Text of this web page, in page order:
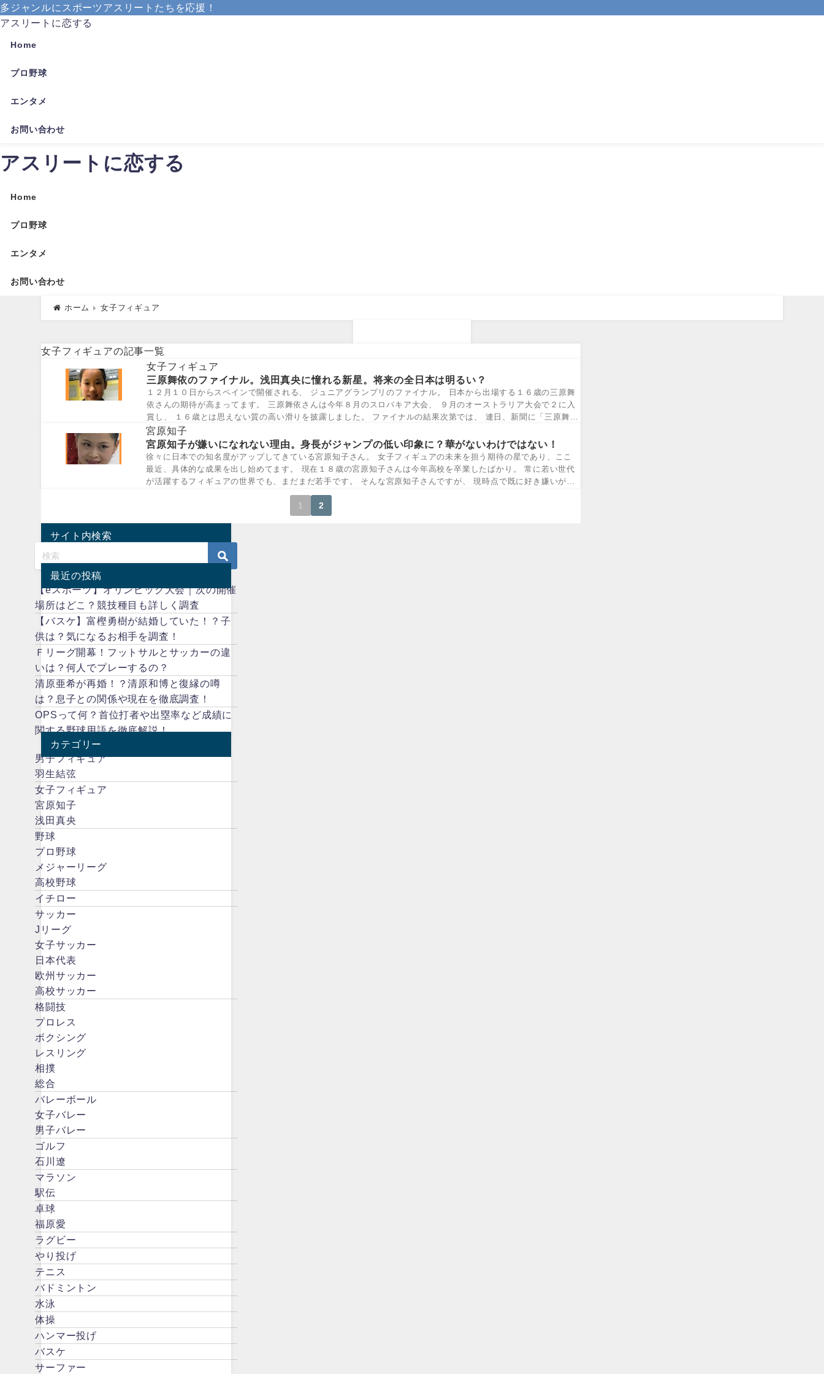
多ジャンルにスポーツアスリートたちを応援！
アスリートに恋する
Home
プロ野球
エンタメ
お問い合わせ
アスリートに恋する
Home
プロ野球
エンタメ
お問い合わせ
ホーム 女子フィギュア
女子フィギュアの記事一覧
女子フィギュア
三原舞依のファイナル。浅田真央に憧れる新星。将来の全日本は明るい？
１２月１０日からスペインで開催される、 ジュニアグランプリのファイナル。 日本から出場する１６歳の三原舞
依さんの期待が高まってます。 三原舞依さんは今年８月のスロバキア大会、 ９月のオーストラリア大会で２に入
賞し、 １６歳とは思えない質の高い滑りを披露しました。 ファイナルの結果次第では、 連日、新聞に「三原舞
依」さん...
宮原知子
宮原知子が嫌いになれない理由。身長がジャンプの低い印象に？華がないわけではない！
徐々に日本での知名度がアップしてきている宮原知子さん。 女子フィギュアの未来を担う期待の星であり、ここ
最近、具体的な成果を出し始めてます。 現在１８歳の宮原知子さんは今年高校を卒業したばかり。 常に若い世代
が活躍するフィギュアの世界でも、まだまだ若手です。 そんな宮原知子さんですが、 現時点で既に好き嫌いが分
1 2
サイト内検索
最近の投稿
【eスポーツ】オリンピック大会｜次の開催
場所はどこ？競技種目も詳しく調査
【バスケ】富樫勇樹が結婚していた！？子
供は？気になるお相手を調査！
Ｆリーグ開幕！フットサルとサッカーの違
いは？何人でプレーするの？
清原亜希が再婚！？清原和博と復縁の噂
は？息子との関係や現在を徹底調査！
OPSって何？首位打者や出塁率など成績に
関する野球用語を徹底解説！
カテゴリー
男子フィギュア
羽生結弦
女子フィギュア
宮原知子
浅田真央
野球
プロ野球
メジャーリーグ
高校野球
イチロー
サッカー
Jリーグ
女子サッカー
日本代表
欧州サッカー
高校サッカー
格闘技
プロレス
ボクシング
レスリング
相撲
総合
バレーボール
女子バレー
男子バレー
ゴルフ
石川遼
マラソン
駅伝
卓球
福原愛
ラグビー
やり投げ
テニス
バドミントン
水泳
体操
ハンマー投げ
バスケ
サーファー